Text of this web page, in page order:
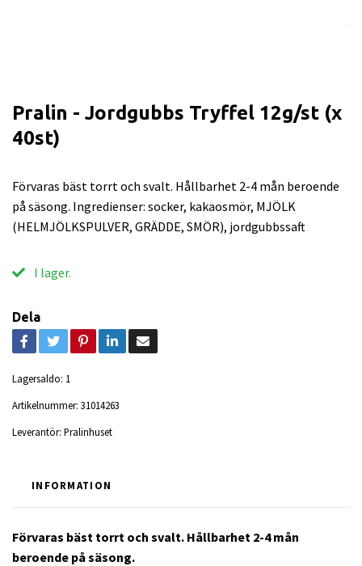
Pralin - Jordgubbs Tryffel 12g/st (x
40st)
Förvaras bäst torrt och svalt. Hållbarhet 2-4 mån beroende
på säsong. Ingredienser: socker, kakaosmör, MJÖLK
(HELMJÖLKSPULVER, GRÄDDE, SMÖR), jordgubbssaft
I lager.
Dela
Lagersaldo: 1
Artikelnummer: 31014263
Leverantör: Pralinhuset
INFORMATION
Förvaras bäst torrt och svalt. Hållbarhet 2-4 mån
beroende på säsong.